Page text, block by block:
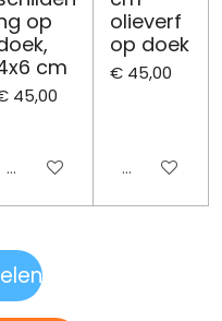
op
cm
45,00
Uitgeschakeld
olieverf
op doek
€ 45,00